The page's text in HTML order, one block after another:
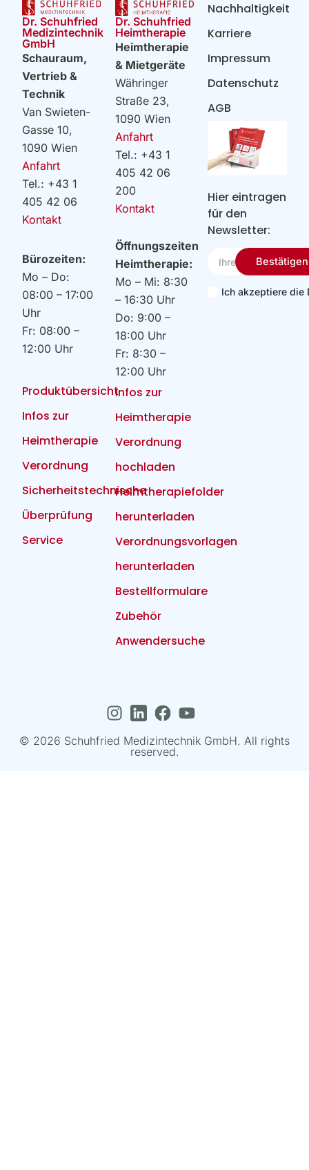
Dr. Schuhfried
Medizintechnik
GmbH
Schauraum,
Vertrieb &
Technik
Van Swieten-
Gasse 10,
1090 Wien
Anfahrt
Tel.: +43 1
405 42 06
Kontakt
Bürozeiten:
Mo – Do:
08:00 – 17:00
Uhr
Fr: 08:00 –
12:00 Uhr
Produktübersicht
Infos zur
Heimtherapie
Verordnung
Sicherheitstechnische
Überprüfung
Service
Dr. Schuhfried
Heimtherapie
Heimtherapie
& Mietgeräte
Währinger
Straße 23,
1090 Wien
Anfahrt
Tel.: +43 1
405 42 06
200
Kontakt
Öffnungszeiten
Heimtherapie:
Mo – Mi: 8:30
– 16:30 Uhr
Do: 9:00 –
18:00 Uhr
Fr: 8:30 –
12:00 Uhr
Infos zur
Heimtherapie
Verordnung
hochladen
Heimtherapiefolder
herunterladen
Verordnungsvorlagen
herunterladen
Bestellformulare
Zubehör
Anwendersuche
Hier eintragen
für den
Newsletter:
Email
Ich akzeptiere die
Bestätigen
Nachhaltigkeit
Karriere
Impressum
Datenschutz
AGB
© 2026 Schuhfried Medizintechnik GmbH. All rights
reserved.